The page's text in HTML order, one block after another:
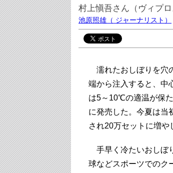
村上愼吾さん（ヴィプ
池原照雄 （ ジャーナリスト）
濡れたおしぼりを穴
端から注入すると、中
は5～10℃の適温が保
に発売した。今夏は当
され20万セットに増や
手早く冷たいおしぼ
球などスポーツでのク